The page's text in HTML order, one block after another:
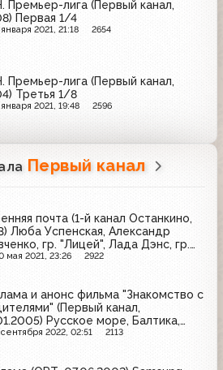
Премьер-лига (Первый канал,
Первая 1/4
2021, 21:18 2654
Премьер-лига (Первый канал,
Третья 1/8
2021, 19:48 2596
Первый канал
почта (1-й канал Останкино,
Люба Успенская, Александр
гр. "Лицей", Лада Дэнс, гр.
мая 2021, 23:26 2922
и анонс фильма "Знакомство с
(Первый канал,
Русское море, Балтика,
a-med, Coldrex, Johnson's Baby,
2022, 02:51 2113